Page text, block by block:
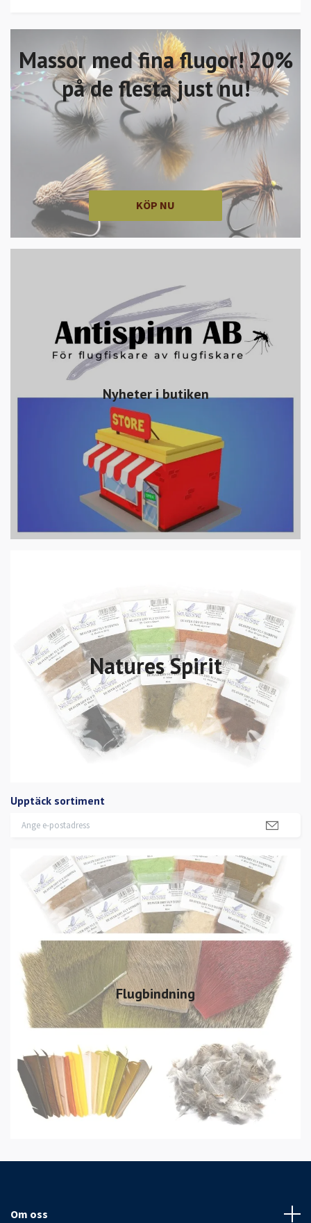
Massor med fina flugor! 20%
på de flesta just nu!
KÖP NU
Nyheter i butiken
Natures Spirit
Upptäck sortiment
Flugbindning
Om oss